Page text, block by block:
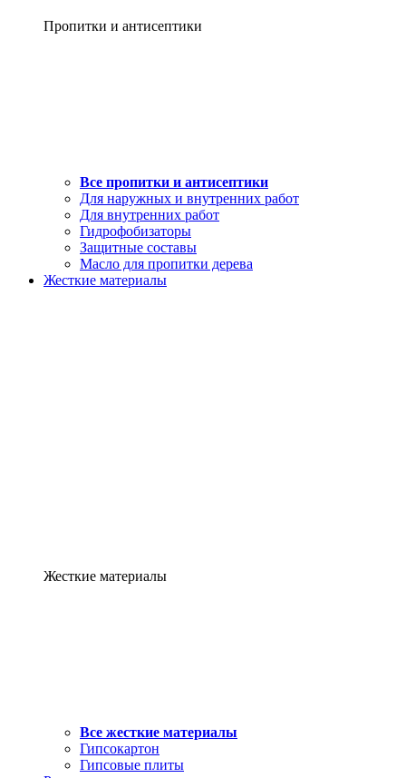
Пропитки и антисептики
Все пропитки и антисептики
Для наружных и внутренних работ
Для внутренних работ
Гидрофобизаторы
Защитные составы
Масло для пропитки дерева
Жесткие материалы
Жесткие материалы
Все жесткие материалы
Гипсокартон
Гипсовые плиты